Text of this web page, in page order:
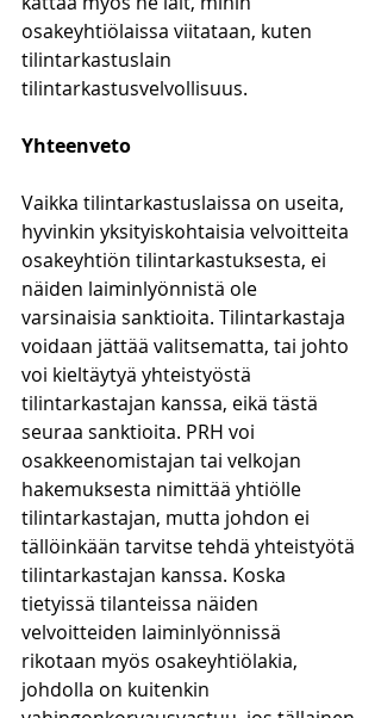
osakeyhtiölaissa viitataan, kuten
tilintarkastuslain
tilintarkastusvelvollisuus.
Yhteenveto
Vaikka tilintarkastuslaissa on useita,
hyvinkin yksityiskohtaisia velvoitteita
osakeyhtiön tilintarkastuksesta, ei
näiden laiminlyönnistä ole
varsinaisia sanktioita. Tilintarkastaja
voidaan jättää valitsematta, tai johto
voi kieltäytyä yhteistyöstä
tilintarkastajan kanssa, eikä tästä
seuraa sanktioita. PRH voi
osakkeenomistajan tai velkojan
hakemuksesta nimittää yhtiölle
tilintarkastajan, mutta johdon ei
tällöinkään tarvitse tehdä yhteistyötä
tilintarkastajan kanssa. Koska
tietyissä tilanteissa näiden
velvoitteiden laiminlyönnissä
rikotaan myös osakeyhtiölakia,
johdolla on kuitenkin